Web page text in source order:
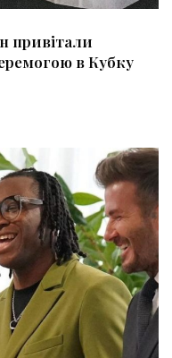
привітали
в Кубку